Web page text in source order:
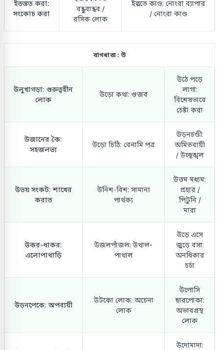
ইতস্তত করা:
সংকোচ করা
বন্ধুবান্ধব /
রসিক লোক
ইল্লতে কাণ্ড: নোংরা ব্যাপার
/ নোংরা কাণ্ড
বাগধারা : উ
উলুখাগড়া: গুরুত্বহীন
লোক
উড়ো কথা: গুজব
উঠে পড়ে
লাগা:
বিশেষভাবে
চেষ্টা করা
উজানের কৈ:
সহজলভ্য
উড়ো চিঠি: বেনামি পত্র
উড়নচণ্ডী:
অমিতব্যয়ী
/ উচ্ছৃঙ্খল
উভয় সংকট: শাখের
করাত
উনিশ-বিশ: সামান্য
পার্থক্য
উত্তম মধ্যম:
প্রহার /
পিটুনি /
মারা
উকর-ধাকর:
এলোপাথাড়ি
উজলপাঁজল: উথাল-
পাথাল
উড়ে এসে
জুড়ে বসা:
অনধিকার
চর্চা
উড়নপেকে: অপব্যয়ী
উটকো লোক: অচেনা
লোক
উপোসি
ছারপোকা:
অভাবগ্রস্থ
লোক
উদোমাদা: